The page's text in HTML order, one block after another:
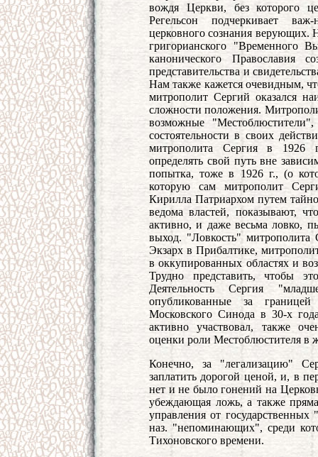
вождя Церкви, без которого
Регельсон подчеркивает
церковного сознания верующих.
григорианского "Временного
канонического Православия
представительства и
Нам также кажется очевидным,
митрополит Сергий оказался
сложности положения.
возможные
состоятельности в своих
митрополита Сергия в 1926
определять свой путь вне
попытка, тоже в 1926 г., (о
которую сам митрополит
Кирилла Патриархом путем
ведома властей, показывают,
активно, и даже весьма ловко,
выход. "Ловкость" митрополита
Экзарх в Прибалтике,
в оккупированных областях и
Трудно представить, чтобы
Деятельность Сергия
опубликованные за
Московского Синода в 30-х
активно участвовал, также
оценки роли Местоблюстителя в
Конечно, за "легализацию"
заплатить дорогой ценой, и, в
нет и не было гонений на
убеждающая ложь, а также
управления от
наз. "непоминающих", среди
Тихоновского времени.